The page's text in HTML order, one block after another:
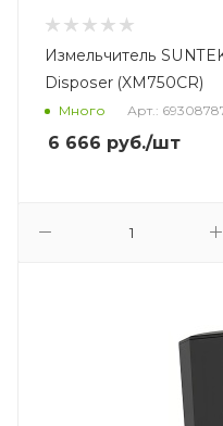
Измельчитель
Disposer (XM750CR)
Много Арт.:
6 666 руб./шт